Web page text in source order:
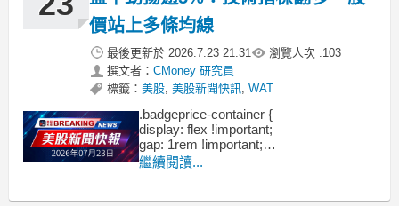
價站上多條均線
最後更新於 2026.7.23 21:31 瀏覽人次 :103
撰文者： CMoney 研究員
標籤： 美股, 美股新聞快訊, WAT
.badgeprice-container {
display: flex !important;
gap: 1rem !important;
flex-wrap: wrap !important; /* 自動換行 */
繼續閱讀...